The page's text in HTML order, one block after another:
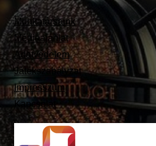
Munkatársaink
Médiaajánlat
Adatvédelem
Játékszabályzat
Impresszum
Kapcsolat